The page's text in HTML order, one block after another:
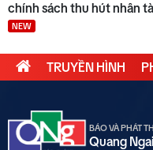
chính sách thu hút nhân
NEW
TRUYỀN HÌNH
BÁO VÀ PHÁT
Quang